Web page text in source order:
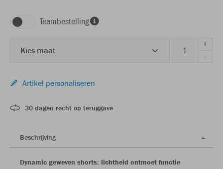
Teambestelling
Kies maat
+
-
Artikel personaliseren
30 dagen recht op teruggave
Beschrijving
Dynamic geweven shorts: lichtheid ontmoet functie